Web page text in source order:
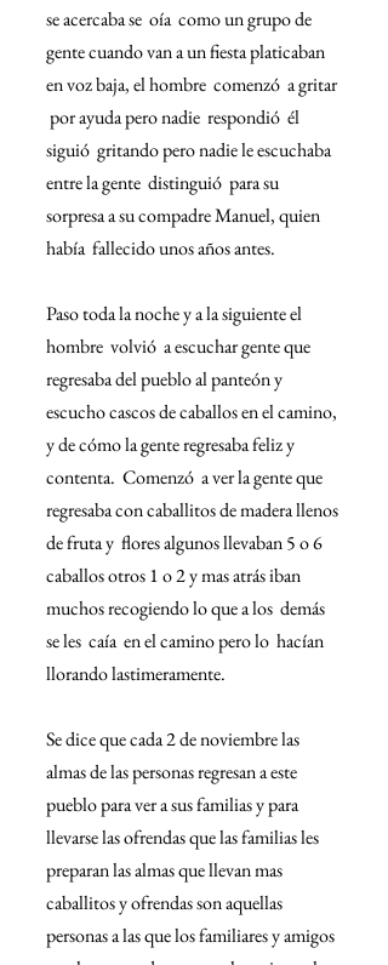
se acercaba se  oía  como un grupo de
gente cuando van a un fiesta platicaban
en voz baja, el hombre  comenzó  a gritar
por ayuda pero nadie  respondió  él
siguió  gritando pero nadie le escuchaba
entre la gente  distinguió  para su
sorpresa a su compadre Manuel, quien
había  fallecido unos años antes.
Paso toda la noche y a la siguiente el
hombre  volvió  a escuchar gente que
regresaba del pueblo al panteón y
escucho cascos de caballos en el camino,
y de cómo la gente regresaba feliz y
contenta.  Comenzó  a ver la gente que
regresaba con caballitos de madera llenos
de fruta y  flores algunos llevaban 5 o 6
caballos otros 1 o 2 y mas atrás iban
muchos recogiendo lo que a los  demás
se les  caía  en el camino pero lo  hacían
llorando lastimeramente.
Se dice que cada 2 de noviembre las
almas de las personas regresan a este
pueblo para ver a sus familias y para
llevarse las ofrendas que las familias les
preparan las almas que llevan mas
caballitos y ofrendas son aquellas
personas a las que los familiares y amigos